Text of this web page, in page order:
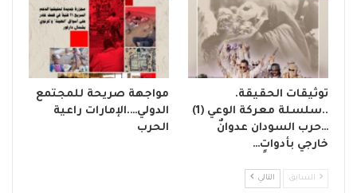
توثيقات الحقيقة.
..سلسلة معركة الوعي (1)
…حرب السودان عدوانٌ
خارجي بأدواتٍ…
مواجهة صريحة للمجتمع
الدولي….الإمارات راعية
الحرب
السابق التالي